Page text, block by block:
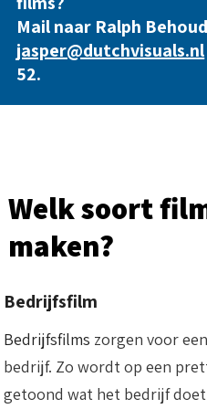
Mail naar Ralph
jasper@dutchvisuals.nl
52.
Welk soort
maken?
Bedrijfsfilm
Bedrijfsfilms zorgen voor
bedrijf. Zo wordt op een
getoond wat het bedrijf